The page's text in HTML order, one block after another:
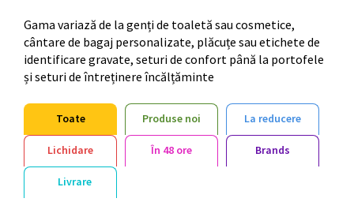
SISTEME DE EXPUNERE
+
IDEI QUICK
CRĂCIUN
Gama variază de la genți de toaletă sau cosmetice,
cântare de bagaj personalizate, plăcuțe sau etichete de
identificare gravate, seturi de confort până la portofele
și seturi de întreținere încălțăminte
Toate Produse noi La reducere
Lichidare În 48 ore Brands
Livrare